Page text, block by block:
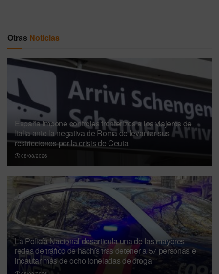
Otras Noticias
España impone controles fronterizos a los viajeros de
Italia ante la negativa de Roma de levantar sus
restricciones por la crisis de Ceuta
08/08/2026
La Policía Nacional desarticula una de las mayores
redes de tráfico de hachís tras detener a 57 personas e
incautar más de ocho toneladas de droga